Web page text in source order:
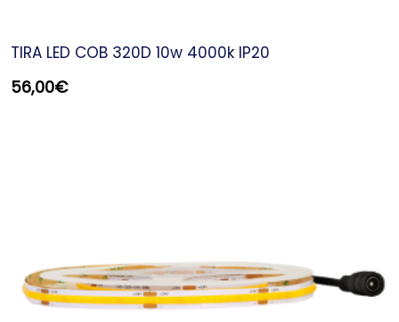
TIRA LED COB 320D 10w 4000k IP20
56,00€